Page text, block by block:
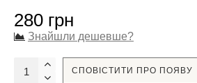
280 грн
Знайшли дешевше?
СПОВІСТИТИ ПРО ПОЯВУ